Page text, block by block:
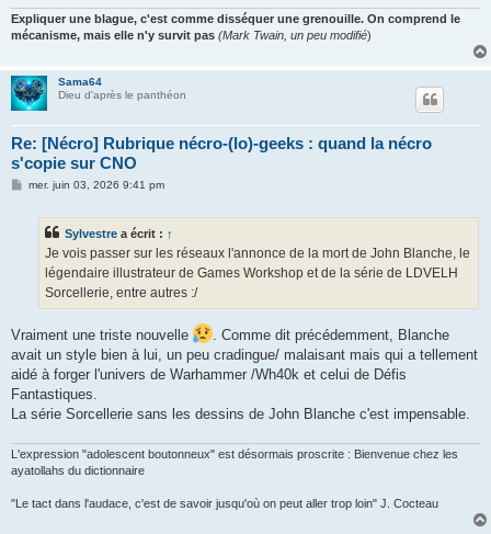
Expliquer une blague, c'est comme disséquer une grenouille. On comprend le
mécanisme, mais elle n'y survit pas (Mark Twain, un peu modifié)
Sama64
Dieu d'après le panthéon
Re: [Nécro] Rubrique nécro-(lo)-geeks : quand la nécro
s'copie sur CNO
Mmer. juin 03, 2026 9:41 pm
Sylvestre a écrit : ↑
Je vois passer sur les réseaux l'annonce de la mort de John Blanche, le
légendaire illustrateur de Games Workshop et de la série de LDVELH
Sorcellerie, entre autres :/
Vraiment une triste nouvelle
. Comme dit précédemment, Blanche
avait un style bien à lui, un peu cradingue/ malaisant mais qui a tellement
aidé à forger l'univers de Warhammer /Wh40k et celui de Défis
Fantastiques.
La série Sorcellerie sans les dessins de John Blanche c'est impensable.
L'expression "adolescent boutonneux" est désormais proscrite : Bienvenue chez les
ayatollahs du dictionnaire
"Le tact dans l'audace, c'est de savoir jusqu'où on peut aller trop loin" J. Cocteau